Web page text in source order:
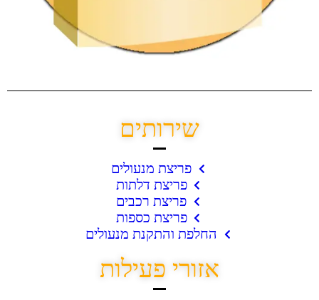
שירותים
פריצת מנעולים
פריצת דלתות
פריצת רכבים
פריצת כספות
החלפת והתקנת מנעולים
אזורי פעילות